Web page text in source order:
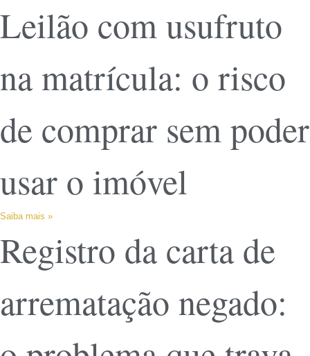
Leilão com usufruto
na matrícula: o risco
de comprar sem poder
usar o imóvel
Saiba mais »
Registro da carta de
arrematação negado: